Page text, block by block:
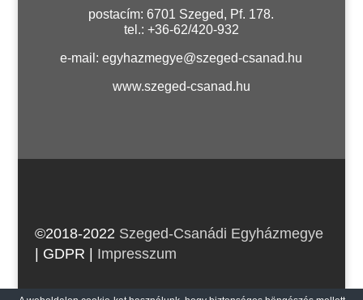
postacím: 6701 Szeged, Pf. 178.
tel.: +36-62/420-932
e-mail:egyhazmegye@szeged-csanad.hu
www.szeged-csanad.hu
©2018-2022 Szeged-Csanádi Egyházmegye
| GDPR | Impresszum